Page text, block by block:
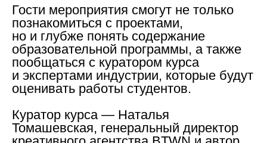
Гости мероприятия смогут не только
познакомиться с проектами,
но и глубже понять содержание
образовательной программы, а также
пообщаться с куратором курса
и экспертами индустрии, которые будут
оценивать работы студентов.
Куратор курса — Наталья
Томашевская, генеральный директор